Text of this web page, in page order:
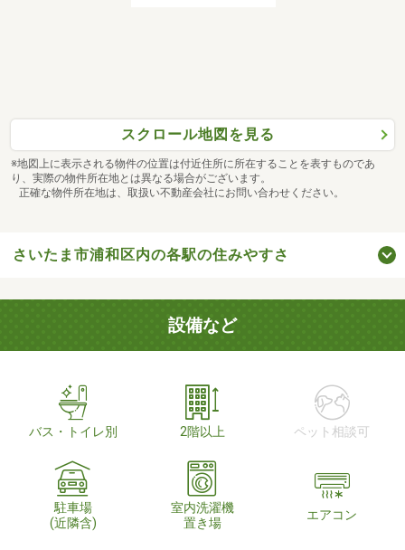
スクロール地図を見る
※地図上に表示される物件の位置は付近住所に所在することを表すものであ
り、実際の物件所在地とは異なる場合がございます。
正確な物件所在地は、取扱い不動産会社にお問い合わせください。
さいたま市浦和区内の各駅の住みやすさ
設備など
バス・トイレ別 2階以上 ペット相談可
駐車場
(近隣含)
室内洗濯機
置き場
エアコン